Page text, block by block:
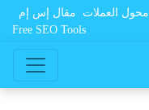
محول العملات
مقال إس إم
Free SEO Tools